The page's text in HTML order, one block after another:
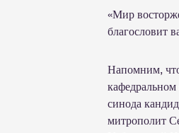
«Мир
благословит
Напомним,
синода
митрополит